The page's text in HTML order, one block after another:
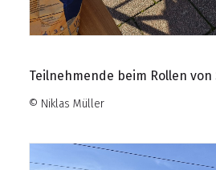
Teilnehmende beim Rollen von
© Niklas Müller